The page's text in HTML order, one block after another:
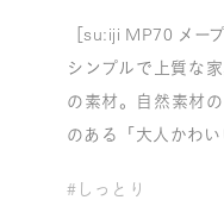
［su:iji MP70 メー
シンプルで上質な
の素材。自然素材
のある「大人かわい
#しっとり